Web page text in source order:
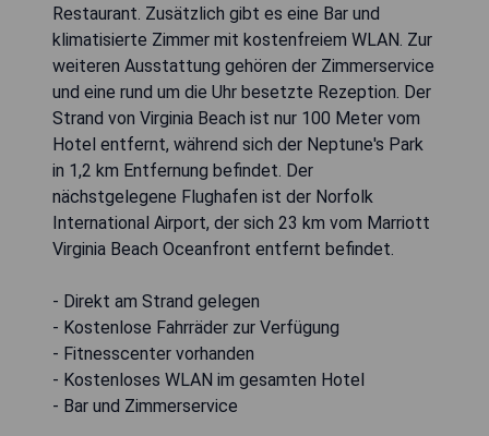
Restaurant. Zusätzlich gibt es eine Bar und
klimatisierte Zimmer mit kostenfreiem WLAN. Zur
weiteren Ausstattung gehören der Zimmerservice
und eine rund um die Uhr besetzte Rezeption. Der
Strand von Virginia Beach ist nur 100 Meter vom
Hotel entfernt, während sich der Neptune's Park
in 1,2 km Entfernung befindet. Der
nächstgelegene Flughafen ist der Norfolk
International Airport, der sich 23 km vom Marriott
Virginia Beach Oceanfront entfernt befindet.
- Direkt am Strand gelegen
- Kostenlose Fahrräder zur Verfügung
- Fitnesscenter vorhanden
- Kostenloses WLAN im gesamten Hotel
- Bar und Zimmerservice